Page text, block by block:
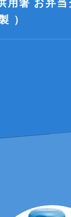
用箸 お弁当
）